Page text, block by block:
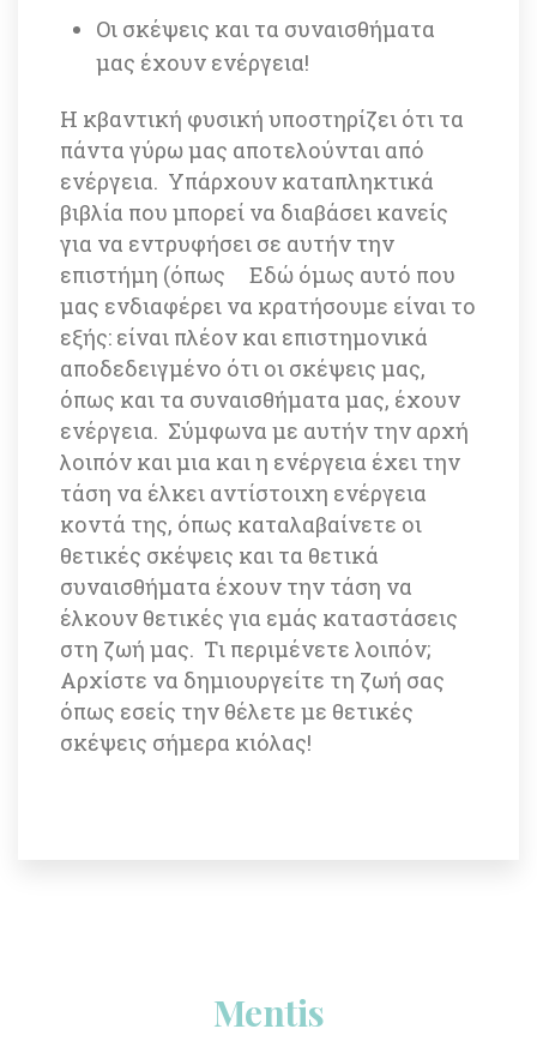
Οι σκέψεις και τα συναισθήματα
μας έχουν ενέργεια!
Η κβαντική φυσική υποστηρίζει ότι τα
πάντα γύρω μας αποτελούνται από
ενέργεια. Υπάρχουν καταπληκτικά
βιβλία που μπορεί να διαβάσει κανείς
για να εντρυφήσει σε αυτήν την
επιστήμη (όπως
Εδώ όμως αυτό που
μας ενδιαφέρει να κρατήσουμε είναι το
εξής: είναι πλέον και επιστημονικά
αποδεδειγμένο ότι οι σκέψεις μας,
όπως και τα συναισθήματα μας, έχουν
ενέργεια. Σύμφωνα με αυτήν την αρχή
λοιπόν και μια και η ενέργεια έχει την
τάση να έλκει αντίστοιχη ενέργεια
κοντά της, όπως καταλαβαίνετε οι
θετικές σκέψεις και τα θετικά
συναισθήματα έχουν την τάση να
έλκουν θετικές για εμάς καταστάσεις
στη ζωή μας. Tι περιμένετε λοιπόν;
Αρχίστε να δημιουργείτε τη ζωή σας
όπως εσείς την θέλετε με θετικές
σκέψεις σήμερα κιόλας!
Menti